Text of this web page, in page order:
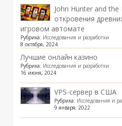
John Hunter and the
откровения
игровом автомате
Рубрика: Исследования и разработки
8 октября, 2024
Лучшие онлайн казино
Рубрика: Исследования и разработки
16 июня, 2024
VPS-сервер в США
Рубрика: Исследования и
9 января, 2022